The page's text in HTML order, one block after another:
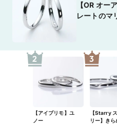
【OR オー
レートのマ
2
【アイプリモ】ユ
ノー
3
【Starry
リー】き